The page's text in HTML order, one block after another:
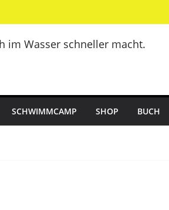
im Wasser schneller macht.
SCHWIMMCAMP SHOP BUCH